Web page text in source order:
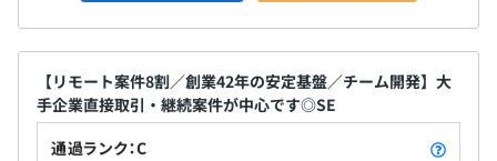
【リモート案件8割／創業42年の安定基盤／チーム開発】大
手企業直接取引・継続案件が中心です◎SE
通過ランク：C